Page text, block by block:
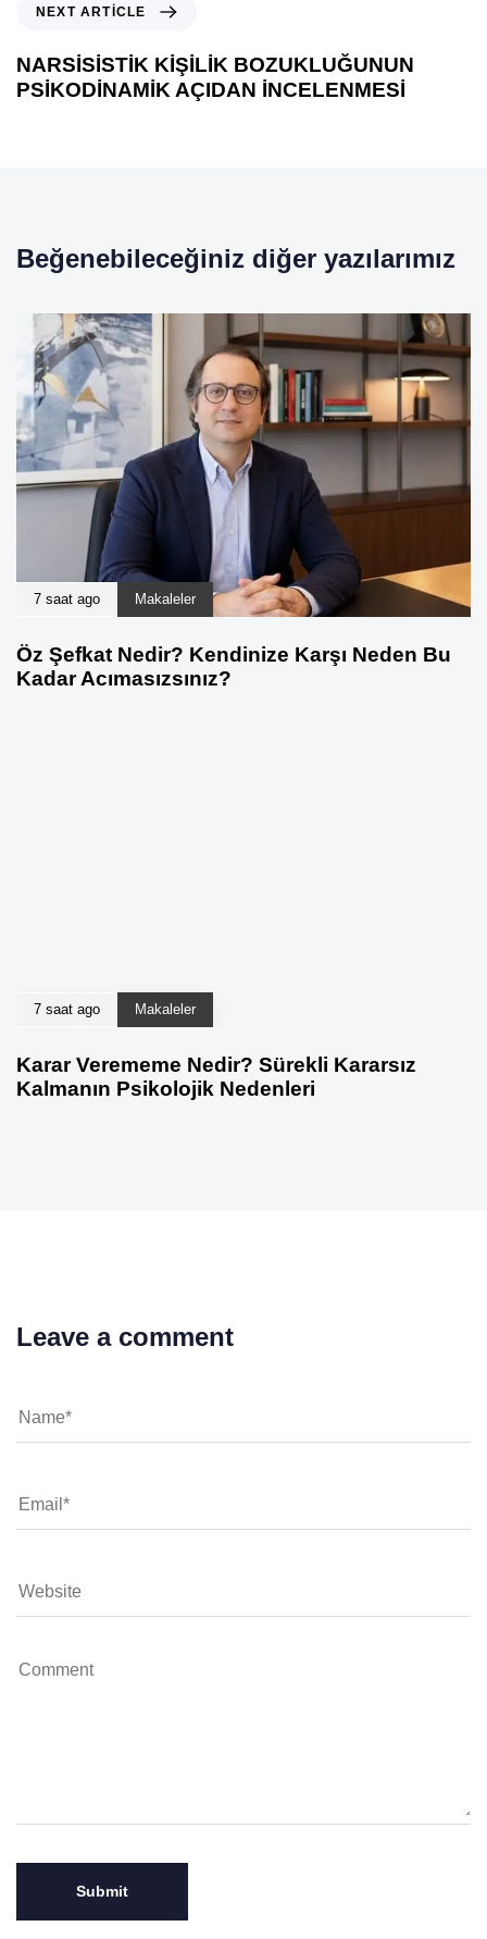
NEXT ARTICLE
NARSİSİSTİK KİŞİLİK BOZUKLUĞUNUN
PSİKODİNAMİK AÇIDAN İNCELENMESİ
Beğenebileceğiniz diğer yazılarımız
7 saat ago Makaleler
Öz Şefkat Nedir? Kendinize Karşı Neden Bu
Kadar Acımasızsınız?
7 saat ago Makaleler
Karar Verememe Nedir? Sürekli Kararsız
Kalmanın Psikolojik Nedenleri
Leave a comment